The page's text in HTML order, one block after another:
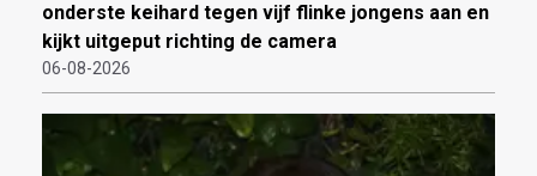
onderste keihard tegen vijf flinke jongens aan en
kijkt uitgeput richting de camera
06-08-2026